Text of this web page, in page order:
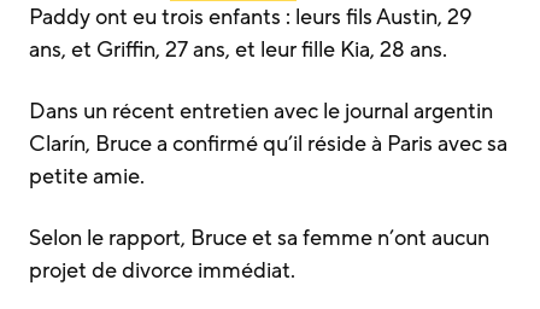
Paddy ont eu trois enfants : leurs fils Austin, 29
ans, et Griffin, 27 ans, et leur fille Kia, 28 ans.
Dans un récent entretien avec le journal argentin
Clarín, Bruce a confirmé qu’il réside à Paris avec sa
petite amie.
Selon le rapport, Bruce et sa femme n’ont aucun
projet de divorce immédiat.